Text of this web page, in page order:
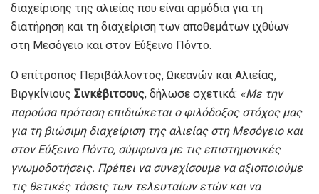
διαχείρισης της αλιείας που είναι αρμόδια για τη
διατήρηση και τη διαχείριση των αποθεμάτων ιχθύων
στη Μεσόγειο και στον Εύξεινο Πόντο.
Ο επίτροπος Περιβάλλοντος, Ωκεανών και Αλιείας,
Βιργκίνιους Σινκέβιτσους, δήλωσε σχετικά: «Με την
παρούσα πρόταση επιδιώκεται ο φιλόδοξος στόχος μας
για τη βιώσιμη διαχείριση της αλιείας στη Μεσόγειο και
στον Εύξεινο Πόντο, σύμφωνα με τις επιστημονικές
γνωμοδοτήσεις. Πρέπει να συνεχίσουμε να αξιοποιούμε
τις θετικές τάσεις των τελευταίων ετών και να